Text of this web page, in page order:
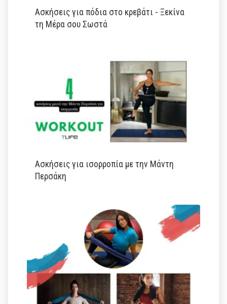
Ασκήσεις για πόδια στο κρεβάτι - Ξεκίνα
τη Μέρα σου Σωστά
Ασκήσεις για ισορροπία με την Μάντη
Περσάκη